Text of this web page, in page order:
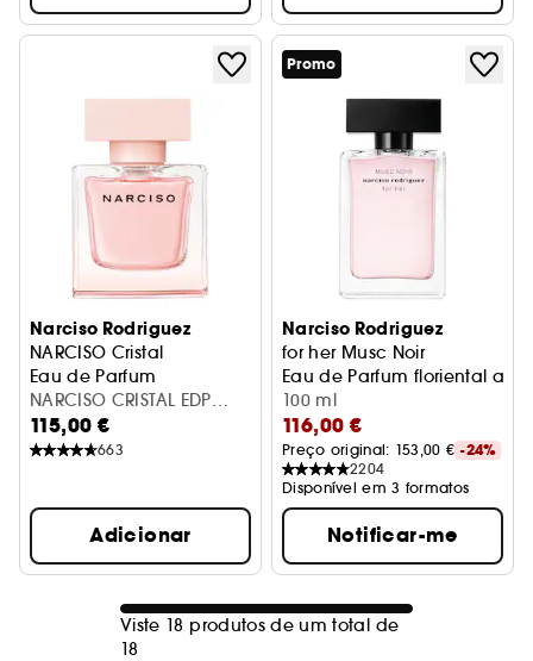
Narciso Rodriguez
NARCISO Cristal
Eau de Parfum
NARCISO CRISTAL EDP
50ML
115,00 €
663
Adicionar
Promo
Narciso Rodriguez
for her Musc Noir
Eau de Parfum floriental
100 ml
116,00 €
Preço original: 153,00 € -24%
2204
Disponível em 3 formatos
Notificar-me
Viste 18 produtos de um total de
18